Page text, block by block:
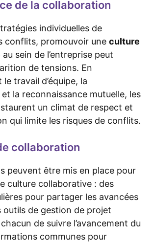
de la collaboration
individuelles de
conflits, promouvoir une culture
au sein de l’entreprise peut
de tensions. En
travail d’équipe, la
la reconnaissance mutuelle, les
un climat de respect et
qui limite les risques de conflits.
collaboration
peuvent être mis en place pour
culture collaborative : des
pour partager les avancées
outils de gestion de projet
de suivre l’avancement du
communes pour